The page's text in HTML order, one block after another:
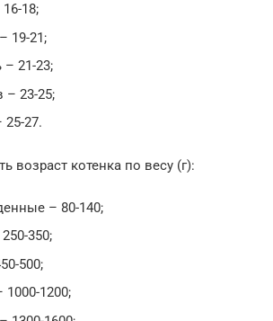
18;
19-21;
– 21-23;
– 23-25;
25-27.
возраст котенка по весу (г):
– 80-140;
350;
500;
1000-1200;